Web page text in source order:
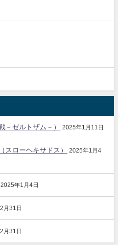
－ゼルトザム－） 2025年1月11日
スローヘキサドス）
2025年1月4
2025年1月4日
月31日
月31日